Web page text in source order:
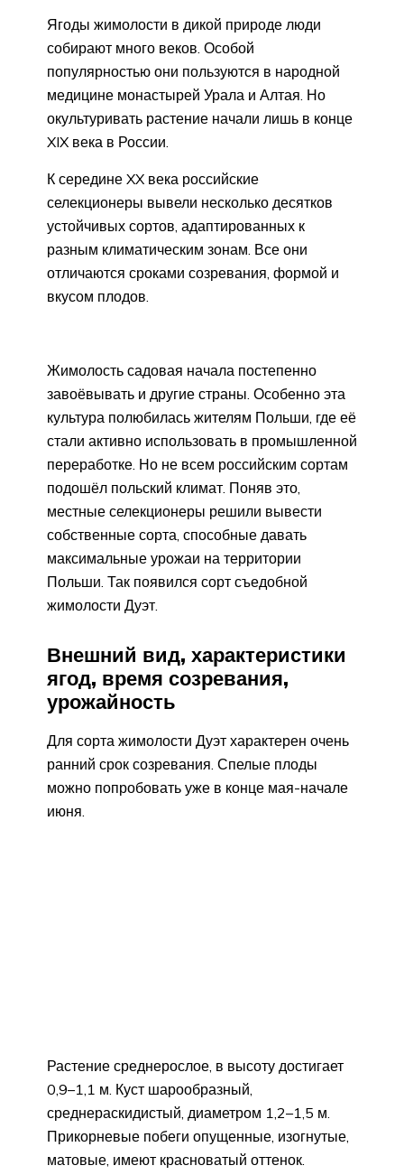
Ягоды жимолости в дикой природе люди
собирают много веков. Особой
популярностью они пользуются в народной
медицине монастырей Урала и Алтая. Но
окультуривать растение начали лишь в конце
XIX века в России.
К середине XX века российские
селекционеры вывели несколько десятков
устойчивых сортов, адаптированных к
разным климатическим зонам. Все они
отличаются сроками созревания, формой и
вкусом плодов.
Жимолость садовая начала постепенно
завоёвывать и другие страны. Особенно эта
культура полюбилась жителям Польши, где её
стали активно использовать в промышленной
переработке. Но не всем российским сортам
подошёл польский климат. Поняв это,
местные селекционеры решили вывести
собственные сорта, способные давать
максимальные урожаи на территории
Польши. Так появился сорт съедобной
жимолости Дуэт.
Внешний вид, характеристики
ягод, время созревания,
урожайность
Для сорта жимолости Дуэт характерен очень
ранний срок созревания. Спелые плоды
можно попробовать уже в конце мая-начале
июня.
Растение среднерослое, в высоту достигает
0,9–1,1 м. Куст шарообразный,
среднераскидистый, диаметром 1,2–1,5 м.
Прикорневые побеги опущенные, изогнутые,
матовые, имеют красноватый оттенок.